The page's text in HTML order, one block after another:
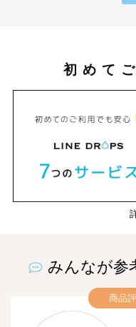
初めて
みんなが参
商品